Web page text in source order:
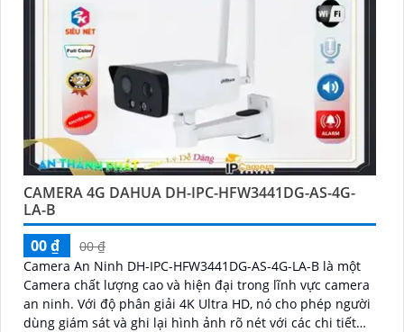
CAMERA 4G DAHUA DH-IPC-HFW3441DG-AS-4G-
LA-B
00 ₫
00 ₫
Camera An Ninh DH-IPC-HFW3441DG-AS-4G-LA-B là một
Camera chất lượng cao và hiện đại trong lĩnh vực camera
an ninh. Với độ phân giải 4K Ultra HD, nó cho phép người
dùng giám sát và ghi lại hình ảnh rõ nét với các chi tiết